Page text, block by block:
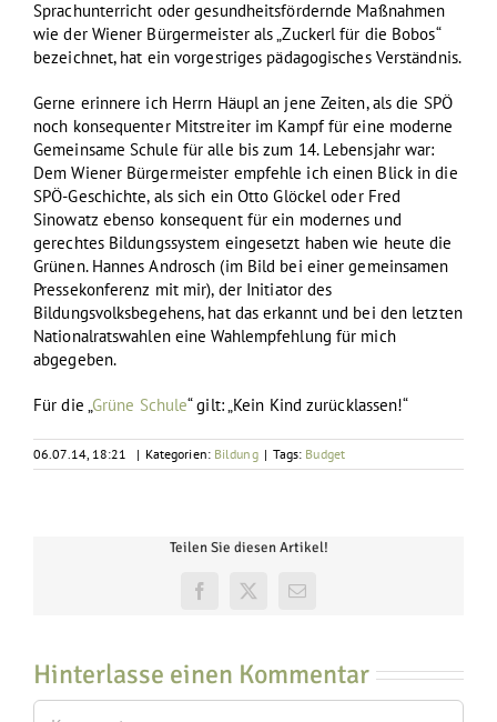
Sprachunterricht oder gesundheitsfördernde Maßnahmen
wie der Wiener Bürgermeister als „Zuckerl für die Bobos“
bezeichnet, hat ein vorgestriges pädagogisches Verständnis.
Gerne erinnere ich Herrn Häupl an jene Zeiten, als die SPÖ
noch konsequenter Mitstreiter im Kampf für eine moderne
Gemeinsame Schule für alle bis zum 14. Lebensjahr war:
Dem Wiener Bürgermeister empfehle ich einen Blick in die
SPÖ-Geschichte, als sich ein Otto Glöckel oder Fred
Sinowatz ebenso konsequent für ein modernes und
gerechtes Bildungssystem eingesetzt haben wie heute die
Grünen. Hannes Androsch (im Bild bei einer gemeinsamen
Pressekonferenz mit mir), der Initiator des
Bildungsvolksbegehens, hat das erkannt und bei den letzten
Nationalratswahlen eine Wahlempfehlung für mich
abgegeben.
Für die „Grüne Schule“ gilt: „Kein Kind zurücklassen!“
06.07.14, 18:21 | Kategorien: Bildung | Tags: Budget
Teilen Sie diesen Artikel!
Facebook
X
E-
Hinterlasse einen Kommentar
Kommentar